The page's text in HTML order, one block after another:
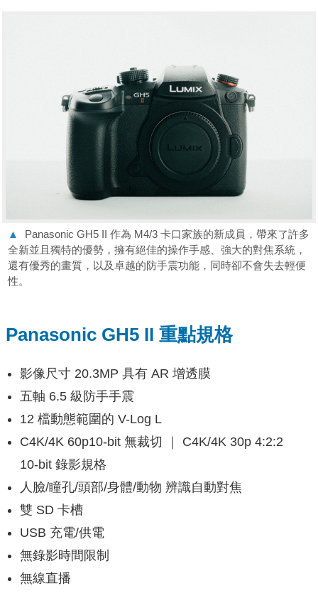
▲
Panasonic GH5 II 作為 M4/3 卡口家族的新成員，帶來了許多
全新並且獨特的優勢，擁有絕佳的操作手感、強大的對焦系統，
還有優秀的畫質，以及卓越的防手震功能，同時卻不會失去輕便
性。
Panasonic GH5 II 重點規格
影像尺寸 20.3MP 具有 AR 增透膜
五軸 6.5 級防⼿手震
12 檔動態範圍的 V-Log L
C4K/4K 60p10-bit 無裁切 ｜ C4K/4K 30p 4:2:2
10-bit 錄影規格
⼈臉/瞳孔/頭部/⾝體/動物 辨識自動對焦
雙 SD 卡槽
USB 充電/供電
無錄影時間限制
無線直播